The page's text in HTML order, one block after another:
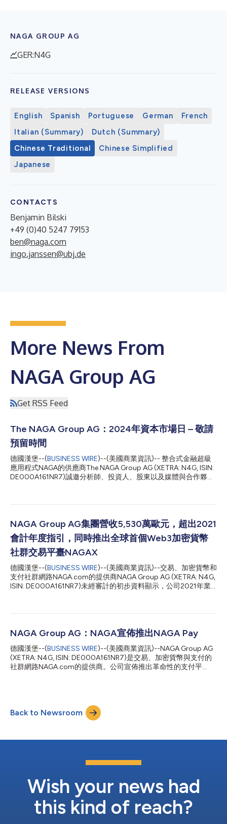
NAGA GROUP AG
GER:N4G
RELEASE VERSIONS
English Spanish Portuguese German
French
Italian (Summary)
Dutch (Summary)
Chinese Traditional
Chinese Simplified
Japanese
CONTACTS
Benjamin Bilski
+49 (0)40 5247 79153
ben@naga.com
ingo.janssen@ubj.de
More News From
NAGA Group AG
Get RSS Feed
The NAGA Group AG：2024年資本市場日 – 敬請
預留時間
德國漢堡--(BUSINESS WIRE)--(美國商業資訊)-- 整合式金融超級
應用程式NAGA的供應商The NAGA Group AG (XETRA: N4G, ISIN:
DE000A161NR7)誠邀分析師、投資人、股東以及媒體與合作夥伴
展雄心的寶貴見解。 NAGA Group新任執行長Octavian Patrascu
就、未來計畫以及集團正在開闢的創新之路。 關鍵主題 公司業
績：2024年上半年財務業績和里程碑 與CAPEX.com合併：策略
理由，旨在提高財務效率和市場影響力 創新與科技：執行長
Octavian Patrascu介紹集團願景，包括推出NAGA超級應用程式
未來計畫：升級NAGA應用程式和生態系統，重點關注使用者體
驗、人工智慧整合以及授權使用者建立自己的金融工具 NAGA
Group的2024年資本市場日將在線上舉行。除英文演講外，還將
提供德文翻譯。演講結束後將進行問答...
NAGA Group AG集團營收5,530萬歐元，超出2021
會計年度指引，同時推出全球首個Web3加密貨幣
社群交易平臺NAGAX
德國漢堡--(BUSINESS WIRE)--(美國商業資訊)--交易、加密貨幣和
支付社群網路NAGA.com的提供商NAGA Group AG (XETRA: N4G,
ISIN: DE000A161NR7)未經審計的初步資料顯示，公司2021年業
了1,280萬歐元的創紀錄EBITDA，這一數字幾乎是2020年（660
數量超過27.7萬個，較去年成長128%（2020年：12.2萬個新帳
號）。 2021年交易額首次達到2,500億歐元，這表示與2020年
（1,210億歐元）相比增加一倍。此外，NAGA執行了1,000多萬筆
真實貨幣交易，較2020年（630萬筆）增加了60%。值得注意的
是，最為搶眼的成長領域為複製交易活動。2021年NAGA透過其獨
NAGA Group AG：NAGA宣佈推出NAGA Pay
德國漢堡--(BUSINESS WIRE)--(美國商業資訊)--NAGA Group AG
(XETRA: N4G, ISIN: DE000A161NR7)是交易、加密貨幣與支付的
社群網路NAGA.com的提供商。公司宣佈推出革命性的支付平
可。 全新的NAGA Pay應用程式支援歐洲經濟區和英國的支付業
務，並支援已被全球逾1.4億戶商家接受、獲全球認可的VISA轉帳
卡。用戶可在NAGA Pay應用程式中免費進行銀行轉帳和匯款給朋
執行長Benjamin Bilski表示：「我們為這些新功能付出了努力，並
匯款外，用戶還可一鍵投資包括普通股票在內的逾1,500項資產，
每筆交易僅需0.99歐元。此外，用戶可複製其他交易者的交易以
Back to Newsroom
Wish your news had
this kind of reach?